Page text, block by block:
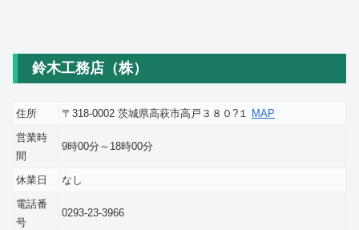
鈴木工務店（株）
住所 〒318-0002 茨城県高萩市高戸３８０?１ MAP
営業時
間
9時00分～18時00分
休業日
なし
電話番
号
0293-23-3966